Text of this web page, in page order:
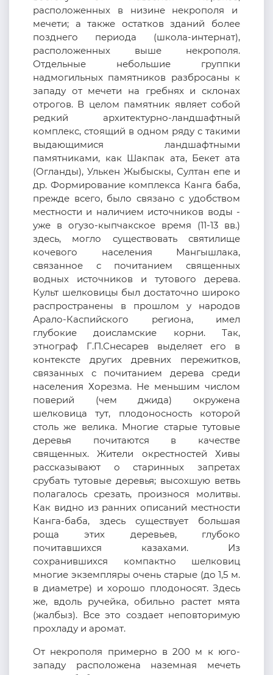
расположенных в низине некрополя и
мечети; а также остатков зданий более
позднего периода (школа-интернат),
расположенных выше некрополя.
Отдельные небольшие группки
надмогильных памятников разбросаны к
западу от мечети на гребнях и склонах
отрогов. В целом памятник являет собой
редкий архитектурно-ландшафтный
комплекс, стоящий в одном ряду с такими
выдающимися ландшафтными
памятниками, как Шакпак ата, Бекет ата
(Огланды), Улькен Жыбыскы, Султан епе и
др. Формирование комплекса Канга баба,
прежде всего, было связано с удобством
местности и наличием источников воды -
уже в огузо-кыпчакское время (11-13 вв.)
здесь, могло существовать святилище
кочевого населения Мангышлака,
связанное с почитанием священных
водных источников и тутового дерева.
Культ шелковицы был достаточно широко
распространены в прошлом у народов
Арало-Каспийского региона, имел
глубокие доисламские корни. Так,
этнограф Г.П.Снесарев выделяет его в
контексте других древних пережитков,
связанных с почитанием дерева среди
населения Хорезма. Не меньшим числом
поверий (чем джида) окружена
шелковица тут, плодоносность которой
столь же велика. Многие старые тутовые
деревья почитаются в качестве
священных. Жители окрестностей Хивы
рассказывают о старинных запретах
срубать тутовые деревья; высохшую ветвь
полагалось срезать, произнося молитвы.
Как видно из ранних описаний местности
Канга-баба, здесь существует большая
роща этих деревьев, глубоко
почитавшихся казахами. Из
сохранившихся компактно шелковиц
многие экземпляры очень старые (до 1,5 м.
в диаметре) и хорошо плодоносят. Здесь
же, вдоль ручейка, обильно растет мята
(жалбыз). Все это создает неповторимую
прохладу и аромат.
От некрополя примерно в 200 м к юго-
западу расположена наземная мечеть